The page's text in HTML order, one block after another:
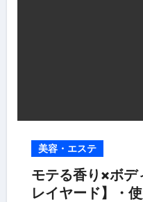
美容・エステ
モテる香り×ボデ
レイヤード】・